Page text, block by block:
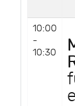
10:00
-
10:30